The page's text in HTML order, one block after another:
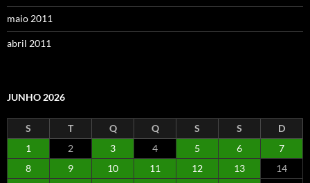
maio 2011
abril 2011
JUNHO 2026
S T Q Q S S
D
1
2 3 4 5 6
7
8
9 10 11 12 13
14